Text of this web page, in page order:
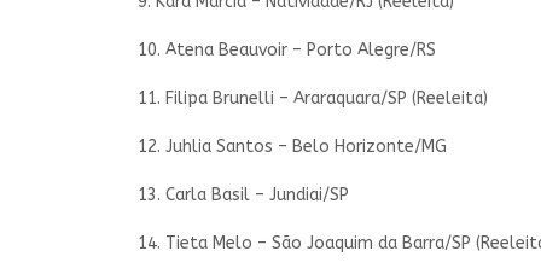
10. Atena Beauvoir – Porto Alegre/RS
11. Filipa Brunelli – Araraquara/SP (Reeleita)
12. Juhlia Santos – Belo Horizonte/MG
13. Carla Basil – Jundiai/SP
14. Tieta Melo – São Joaquim da Barra/SP